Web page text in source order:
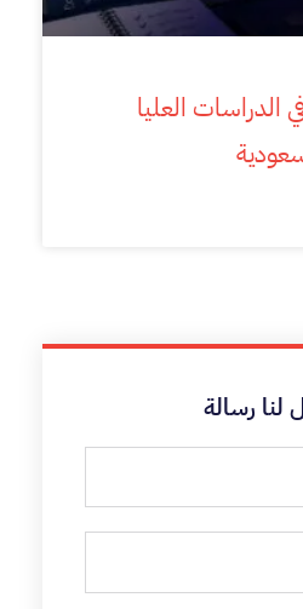
الدراسات العليا
لنا رسالة